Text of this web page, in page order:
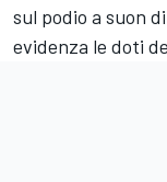
sul podio a suon
evidenza le doti